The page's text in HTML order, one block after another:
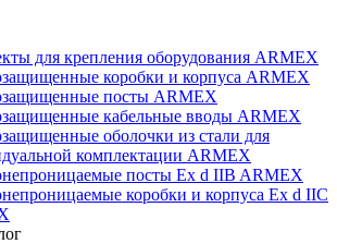
для крепления оборудования ARMEX
коробки и корпуса ARMEX
посты ARMEX
кабельные вводы ARMEX
оболочки из стали для
комплектации ARMEX
посты Ex d IIB ARMEX
коробки и корпуса Ex d IIС